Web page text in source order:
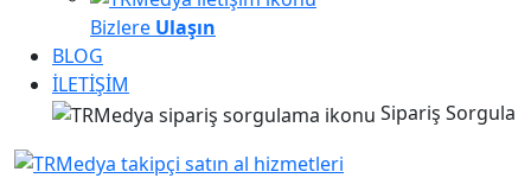
Bizlere Ulaşın
BLOG
İLETİŞİM
Sipariş Sorgula